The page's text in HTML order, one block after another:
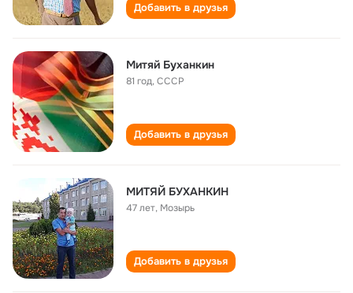
Добавить в друзья
Митяй Буханкин
81 год,СССР
Добавить в друзья
МИТЯЙ БУХАНКИН
47 лет, Мозырь
Добавить в друзья